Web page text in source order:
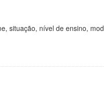
situação, nível de ensino,